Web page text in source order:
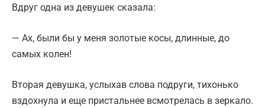
Вдруг одна из девушек сказала:
— Ах, были бы у меня золотые косы, длинные, до
самых колен!
Вторая девушка, услыхав слова подруги, тихонько
вздохнула и еще пристальнее всмотрелась в зеркало.